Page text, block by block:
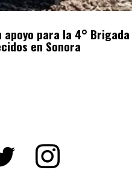
para la 4° Brigada
en Sonora